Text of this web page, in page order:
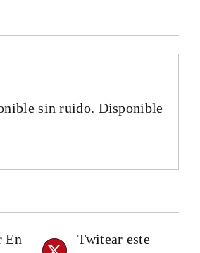
sin ruido. Disponible
En
Twitear este